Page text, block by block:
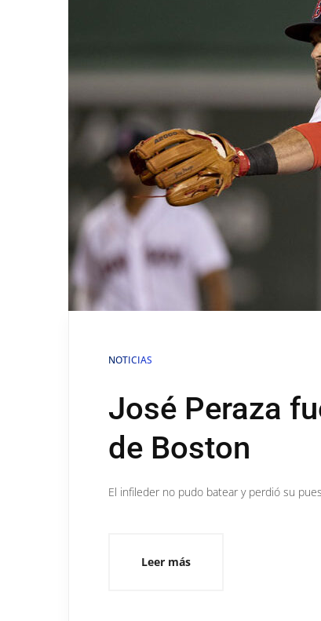
NOTICIAS
José Peraza
de Boston
El infileder no pudo batear y perdió su
Leer más